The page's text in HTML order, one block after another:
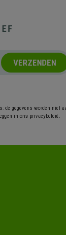
VERZENDEN
gegevens worden niet
in ons privacybeleid.